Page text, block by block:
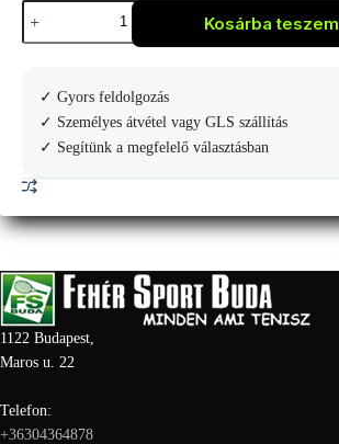
Wilson
Tour
Pro
tenisztáska
mennyiség
Kosárba teszem
✓ Gyors feldolgozás
✓ Személyes átvétel vagy GLS szállítás
✓ Segítünk a megfelelő választásban
1122 Budapest,
Maros u. 22
Telefon:
+36304364878